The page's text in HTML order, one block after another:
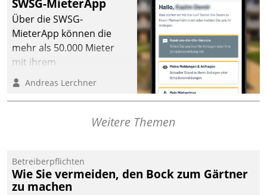
Über die SWSG-
MieterApp können die
mehr als 50.000 Mieter
mit ihrem
Wohnungsunternehmen
kommunizieren, auf dem
Laufenden bleiben, Daten
einsehen und ändern
abgeben – rund um die
Uhr.
Andreas Lerchner
Weitere Themen
Betreiberpflichten
Wie Sie vermeiden, den Bock zum Gärtner
zu machen